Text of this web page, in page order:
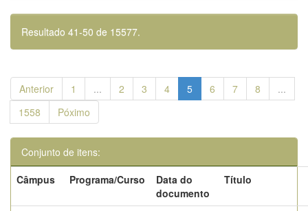
Resultado 41-50 de 15577.
Anterior 1 ... 2 3 4 5 6 7 8
...
1558
Póximo
Conjunto de itens:
Câmpus
Programa/Curso
Data do
documento
Título